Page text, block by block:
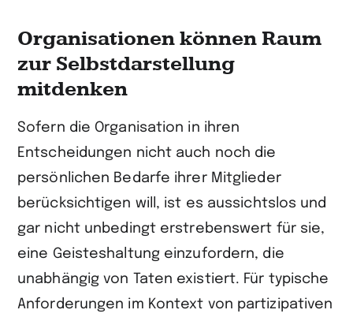
Organisationen können Raum
zur Selbstdarstellung
mitdenken
Sofern die Organisation in ihren
Entscheidungen nicht auch noch die
persön­lichen Bedarfe ihrer Mitglieder
berücksichtigen will, ist es aussichtslos und
gar nicht unbedingt erstrebenswert für sie,
eine Geisteshaltung einzu­fordern, die
unabhängig von Taten existiert. Für typische
Anforderungen im Kontext von partizipativen